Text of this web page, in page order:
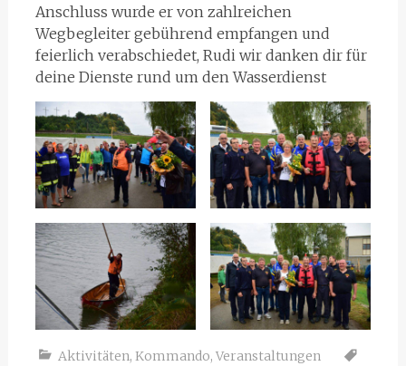
Anschluss wurde er von zahlreichen
Wegbegleiter gebührend empfangen und
feierlich verabschiedet, Rudi wir danken dir für
deine Dienste rund um den Wasserdienst
Aktivitäten, Kommando, Veranstaltungen